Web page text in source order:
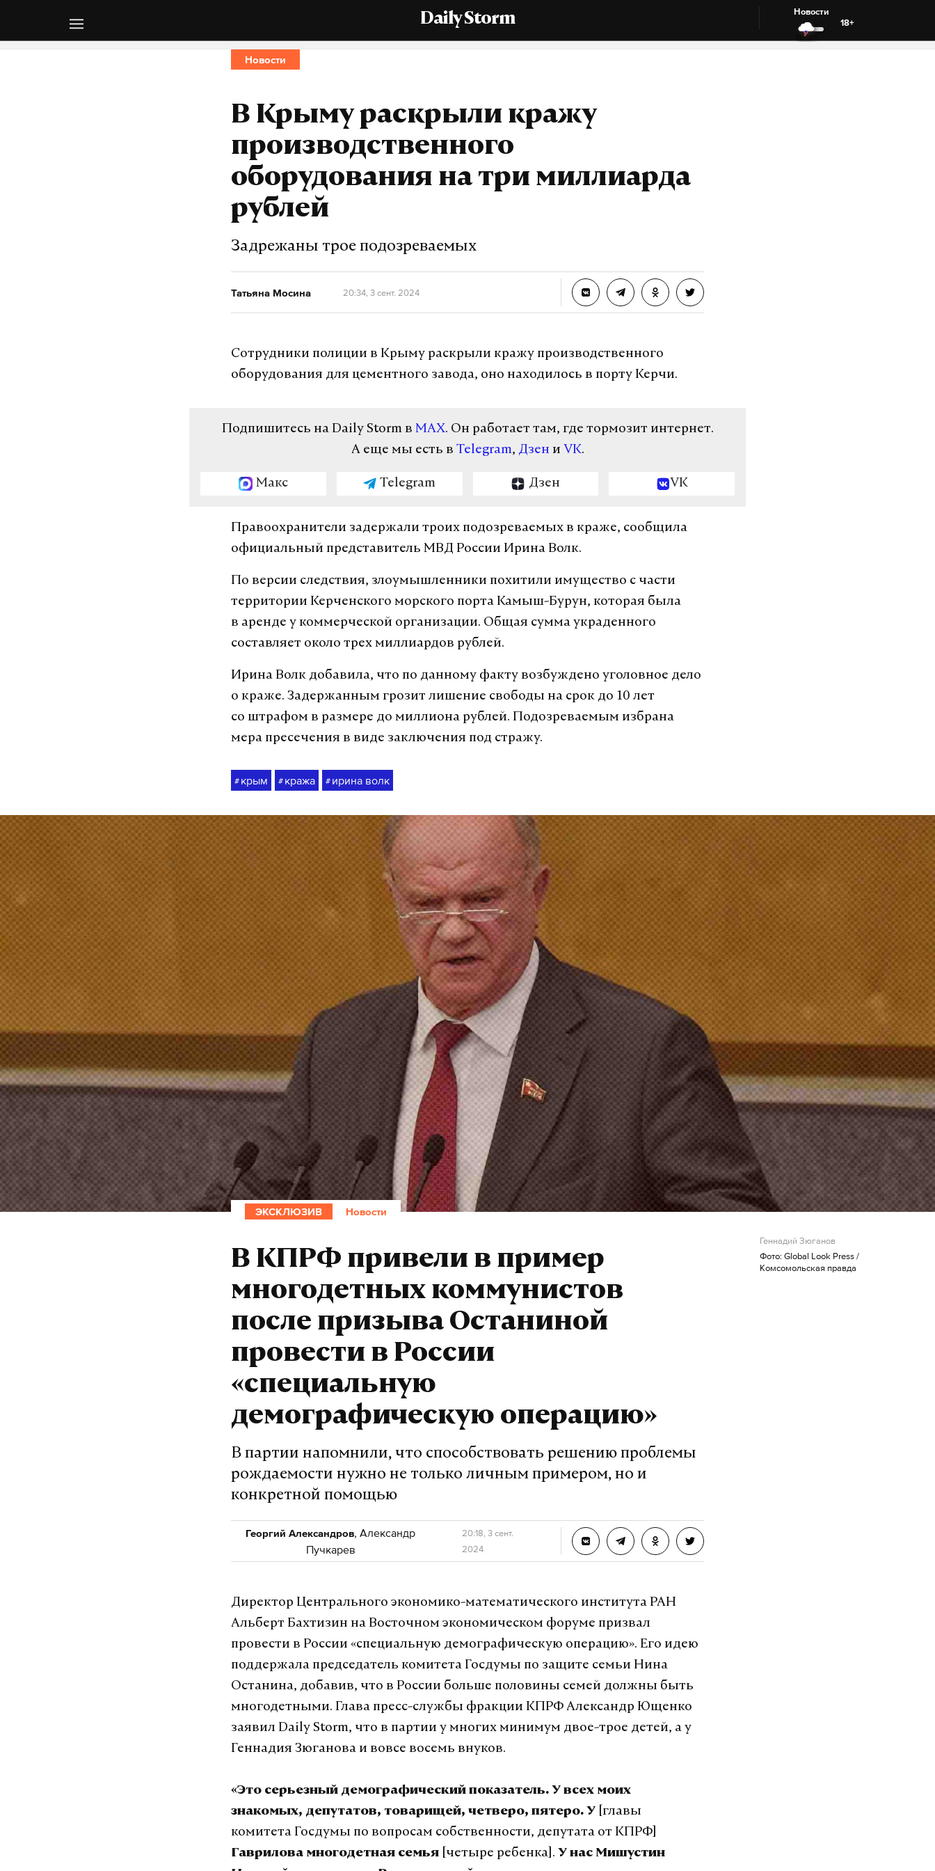
Daily Storm
Новости
18+
Новости
В Крыму раскрыли кражу
производственного
оборудования на три миллиарда
рублей
Задрежаны трое подозреваемых
Татьяна Мосина 20:34, 3 сент. 2024
Сотрудники полиции в Крыму раскрыли кражу производственного
оборудования для цементного завода, оно находилось в порту Керчи.
Подпишитесь на Daily Storm в MAX. Он работает там, где тормозит интернет.
А еще мы есть в Telegram, Дзен и VK.
Макс Telegram Дзен VK
Правоохранители задержали троих подозреваемых в краже, сообщила
официальный представитель МВД России Ирина Волк.
По версии следствия, злоумышленники похитили имущество с части
территории Керченского морского порта Камыш-Бурун, которая была
в аренде у коммерческой организации. Общая сумма украденного
составляет около трех миллиардов рублей.
Ирина Волк добавила, что по данному факту возбуждено уголовное дело
о краже. Задержанным грозит лишение свободы на срок до 10 лет
со штрафом в размере до миллиона рублей. Подозреваемым избрана
мера пресечения в виде заключения под стражу.
# крым # кража # ирина волк
ЭКСКЛЮЗИВ Новости
В КПРФ привели в пример
многодетных коммунистов
после призыва Останиной
провести в России
«специальную
демографическую операцию»
В партии напомнили, что способствовать решению проблемы
рождаемости нужно не только личным примером, но и
конкретной помощью
Георгий Александров, Александр
Пучкарев
20:18, 3 сент.
2024
Геннадий Зюганов
Фото: Global Look Press /
Комсомольская правда
Директор Центрального экономико-математического института РАН
Альберт Бахтизин на Восточном экономическом форуме призвал
провести в России «специальную демографическую операцию». Его идею
поддержала председатель комитета Госдумы по защите семьи Нина
Останина, добавив, что в России больше половины семей должны быть
многодетными. Глава пресс-службы фракции КПРФ Александр Ющенко
заявил Daily Storm, что в партии у многих минимум двое-трое детей, а у
Геннадия Зюганова и вовсе восемь внуков.
«Это серьезный демографический показатель. У всех моих
знакомых, депутатов, товарищей, четверо, пятеро. У [главы
комитета Госдумы по вопросам собственности, депутата от КПРФ]
Гаврилова многодетная семья [четыре ребенка]. У нас Мишустин